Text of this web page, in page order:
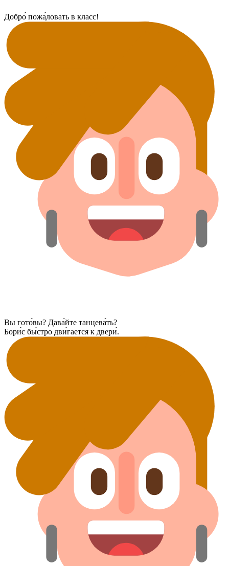
Добро́ пожа̜́ловать в класс!
Вы гото́вы? Дава́йте танцева́ть?
Бори́с бы́стро дви́гается к двери́.